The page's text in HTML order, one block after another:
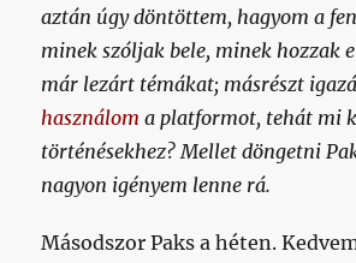
aztán úgy döntöttem, hagyom a
minek szóljak bele, minek hozzak
már lezárt témákat; másrészt
használom a platformot, tehát mi
történésekhez? Mellet döngetni
nagyon igényem lenne rá.
Másodszor Paks a héten.